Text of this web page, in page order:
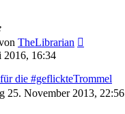
TheLibrarian
2016, 16:34
die #geflickteTrommel
25. November 2013, 22:56